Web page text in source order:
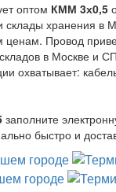
оптом КММ 3х0,5
хранения в
Провод
в Москве и
охватывает:
заполните
быстро и